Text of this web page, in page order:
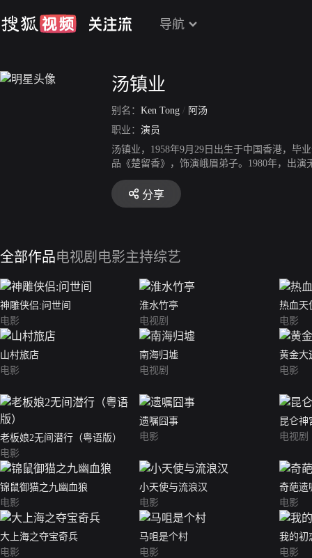
导航
汤镇业
别名： Ken Tong / 阿汤
职业： 演员
汤镇业，1958年9月29日出生于中国香港，毕
品《楚留香》，饰演峨眉弟子。1980年，出
演电视剧《天龙八部》饰演段誉一角。1983
将之决裂》中“反骨东”一角的诠释，获得了
传》中饰演武艺；同年在电视剧《新江山美
年，参演电影《追龙》，饰演颜童。2021年5
年，参演电视剧《儒林外史之啼笑书香》。5
客串的电影《神雕侠侣》杀青。12月27日，
优酷、爱奇艺三平台全网首播；11月1日，特
分享
全部作品电视剧 电影主持综艺
神雕侠侣:问世间
电影
淮水竹亭
电视剧
热血天
电影
山村旅店
电影
南海归墟
电视剧
黄金大
电影
老板娘2无间潜行（粤语版）
电影
遗嘱囧事
电影
昆仑神
电视剧
锦鼠御猫之九幽血狼
电影
小天使与流浪汉
电影
奇葩遗
电影
大上海之夺宝奇兵
电影
马咀是个村
电影
我的初
电影